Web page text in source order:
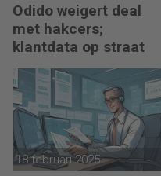
Odido weigert deal
met hakcers;
klantdata op straat
18 februari 2025